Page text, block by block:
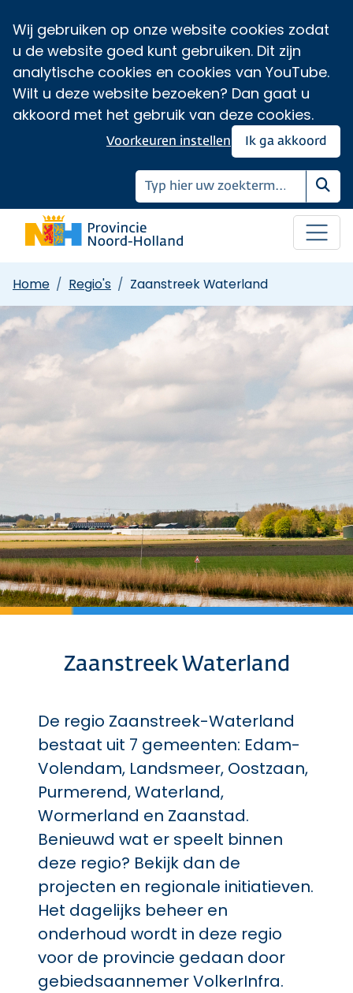
Wij gebruiken op onze website cookies zodat
u de website goed kunt gebruiken. Dit zijn
analytische cookies en cookies van YouTube.
Wilt u deze website bezoeken? Dan gaat u
akkoord met het gebruik van deze cookies.
Ik ga akkoord
Voorkeuren instellen
Home Regio's Zaanstreek Waterland
Zaanstreek Waterland
De regio Zaanstreek-Waterland
bestaat uit 7 gemeenten: Edam-
Volendam, Landsmeer, Oostzaan,
Purmerend, Waterland,
Wormerland en Zaanstad.
Benieuwd wat er speelt binnen
deze regio? Bekijk dan de
projecten en regionale initiatieven.
Het dagelijks beheer en
onderhoud wordt in deze regio
voor de provincie gedaan door
gebiedsaannemer VolkerInfra.